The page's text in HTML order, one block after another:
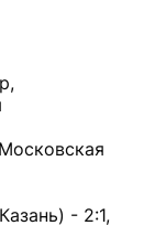
- 2:1,